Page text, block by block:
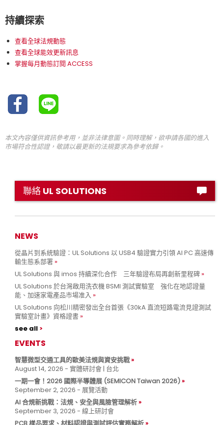
持續探索
查看全球法規動態
查看全球能效更新訊息
掌握每月動態訂閱 ACCESS
本文內容僅供資訊參考用，並非法律意圖。同時理解，欲申請各國的進入
市場符合性認證，敬請以最更新的法規要求為參考依歸。
聯絡 UL SOLUTIONS
NEWS
從晶片到系統驗證：UL Solutions 以 USB4 驗證實力引領 AI PC 高速傳
輸生態系部署
UL Solutions 與 imos 持續深化合作 三年驗證布局再創新里程碑
UL Solutions 於台灣啟用洗衣機 BSMI 測試實驗室 強化在地認證量
能、加速家電產品市場准入
UL Solutions 向松川精密發出全台首張《30kA 直流短路電流見證測試
實驗室計畫》資格證書
see all
EVENTS
智慧微型交通工具的歐美法規與資安挑戰
August 14, 2026 - 實體研討會 | 台北
一期一會！2026 國際半導體展 (SEMICON Taiwan 2026)
September 2, 2026 - 展覽活動
AI 合規新挑戰：法規、安全與風險管理解析
September 3, 2026 - 線上研討會
PCB 樣品要求、材料認證與測試評估實務解析